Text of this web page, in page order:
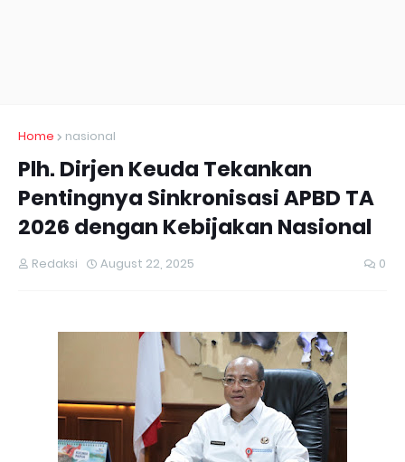
Home nasional
Plh. Dirjen Keuda Tekankan
Pentingnya Sinkronisasi APBD TA
2026 dengan Kebijakan Nasional
Redaksi August 22, 2025 0